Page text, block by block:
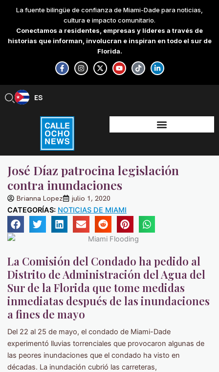
content
La fuente bilingüe de confianza de Miami-Dade para noticias,
cultura e impacto comunitario.
Conectamos a residentes, empresas y líderes a través de
historias que informan, involucran e inspiran en todo el sur de
Florida.
F
a
c
e
-
f
I
n
s
t
X
-
t
w
Y
o
u
t
T
i
k
t
L
i
n
k
-
i
n
ES
EN
José Díaz patrocina legislación
contra inundaciones
Brianna Lopez julio 1, 2020
CATEGORÍAS: NOTICIAS DE MIAMI
La Comisión del Condado ha pedido al
Distrito de Administración del Agua del
Sur de la Florida que tome medidas
inmediatas después de las inundaciones
a fines de mayo
Del 22 al 25 de mayo, el condado de Miami-Dade
experimentó lluvias torrenciales que provocaron algunas de
las peores inundaciones que el condado ha visto en
décadas. La inundación cubrió las carreteras,